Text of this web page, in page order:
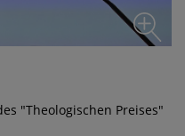
"Theologischen Preises"